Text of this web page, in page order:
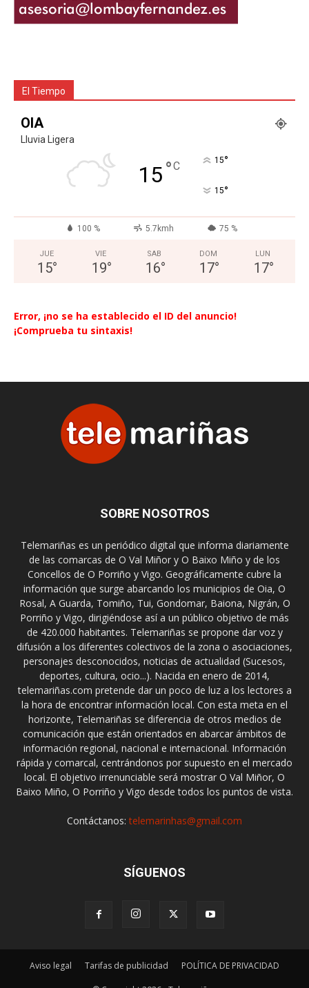
El Tiempo
OIA
Lluvia Ligera
15°C 15°
15°
100 % 5.7kmh 75 %
JUE
15°
VIE
19°
SAB
16°
DOM
17°
LUN
17°
Error, ¡no se ha establecido el ID del anuncio!
¡Comprueba tu sintaxis!
SOBRE NOSOTROS
Telemariñas es un periódico digital que informa diariamente
de las comarcas de O Val Miñor y O Baixo Miño y de los
Concellos de O Porriño y Vigo. Geográficamente cubre la
información que surge abarcando los municipios de Oia, O
Rosal, A Guarda, Tomiño, Tui, Gondomar, Baiona, Nigrán, O
Porriño y Vigo, dirigiéndose así a un público objetivo de más
de 420.000 habitantes. Telemariñas se propone dar voz y
difusión a los diferentes colectivos de la zona o asociaciones,
personajes desconocidos, noticias de actualidad (Sucesos,
deportes, cultura, ocio...). Nacida en enero de 2014,
telemariñas.com pretende dar un poco de luz a los lectores a
la hora de encontrar información local. Con esta meta en el
horizonte, Telemariñas se diferencia de otros medios de
comunicación que están orientados en abarcar ámbitos de
información regional, nacional e internacional. Información
rápida y comarcal, centrándonos por supuesto en el mercado
local. El objetivo irrenunciable será mostrar O Val Miñor, O
Baixo Miño, O Porriño y Vigo desde todos los puntos de vista.
Contáctanos:telemarinhas@gmail.com
SÍGUENOS
Aviso legal Tarifas de publicidad POLÍTICA DE PRIVACIDAD